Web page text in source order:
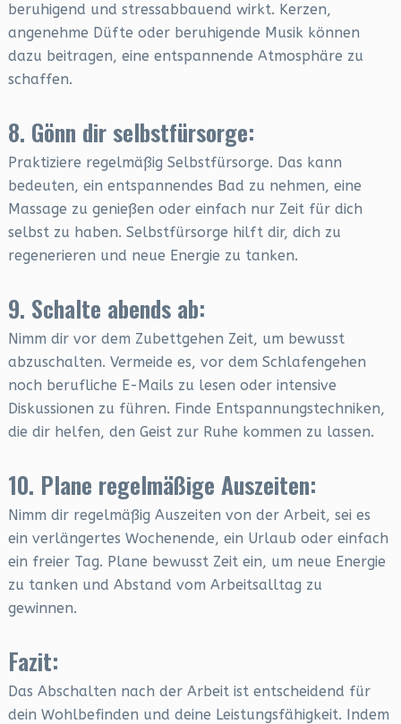
beruhigend und stressabbauend wirkt. Kerzen,
angenehme Düfte oder beruhigende Musik können
dazu beitragen, eine entspannende Atmosphäre zu
schaffen.
8. Gönn dir selbstfürsorge:
Praktiziere regelmäßig Selbstfürsorge. Das kann
bedeuten, ein entspannendes Bad zu nehmen, eine
Massage zu genießen oder einfach nur Zeit für dich
selbst zu haben. Selbstfürsorge hilft dir, dich zu
regenerieren und neue Energie zu tanken.
9. Schalte abends ab:
Nimm dir vor dem Zubettgehen Zeit, um bewusst
abzuschalten. Vermeide es, vor dem Schlafengehen
noch berufliche E-Mails zu lesen oder intensive
Diskussionen zu führen. Finde Entspannungstechniken,
die dir helfen, den Geist zur Ruhe kommen zu lassen.
10. Plane regelmäßige Auszeiten:
Nimm dir regelmäßig Auszeiten von der Arbeit, sei es
ein verlängertes Wochenende, ein Urlaub oder einfach
ein freier Tag. Plane bewusst Zeit ein, um neue Energie
zu tanken und Abstand vom Arbeitsalltag zu
gewinnen.
Fazit:
Das Abschalten nach der Arbeit ist entscheidend für
dein Wohlbefinden und deine Leistungsfähigkeit. Indem